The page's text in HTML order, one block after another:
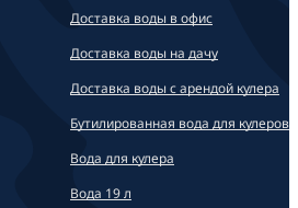
Доставка воды в офис
Доставка воды на дачу
Доставка воды с арендой кулера
Бутилированная вода для кулеров
Вода для кулера
Вода 19 л